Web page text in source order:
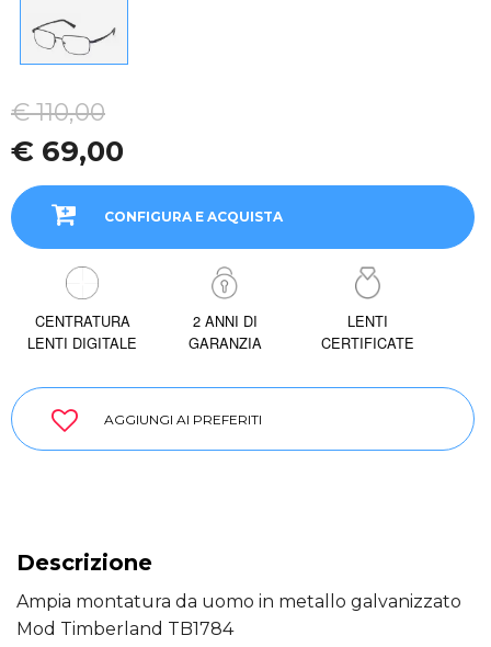
€ 110,00
€ 69,00
CONFIGURA E ACQUISTA
CENTRATURA
LENTI DIGITALE
2 ANNI DI
GARANZIA
LENTI
CERTIFICATE
AGGIUNGI AI PREFERITI
Descrizione
Ampia montatura da uomo in metallo galvanizzato
Mod Timberland TB1784